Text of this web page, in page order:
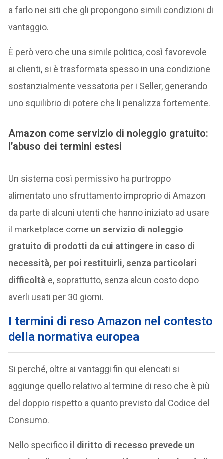
a farlo nei siti che gli propongono simili condizioni di
vantaggio.
È però vero che una simile politica, così favorevole
ai clienti, si è trasformata spesso in una condizione
sostanzialmente vessatoria per i Seller, generando
uno squilibrio di potere che li penalizza fortemente.
Amazon come servizio di noleggio gratuito:
l’abuso dei termini estesi
Un sistema così permissivo ha purtroppo
alimentato uno sfruttamento improprio di Amazon
da parte di alcuni utenti che hanno iniziato ad usare
il marketplace come un servizio di noleggio
gratuito di prodotti da cui attingere in caso di
necessità, per poi restituirli, senza particolari
difficoltà e, soprattutto, senza alcun costo dopo
averli usati per 30 giorni.
I termini di reso Amazon nel contesto
della normativa europea
Si perché, oltre ai vantaggi fin qui elencati si
aggiunge quello relativo al termine di reso che è più
del doppio rispetto a quanto previsto dal Codice del
Consumo.
Nello specifico il diritto di recesso prevede un